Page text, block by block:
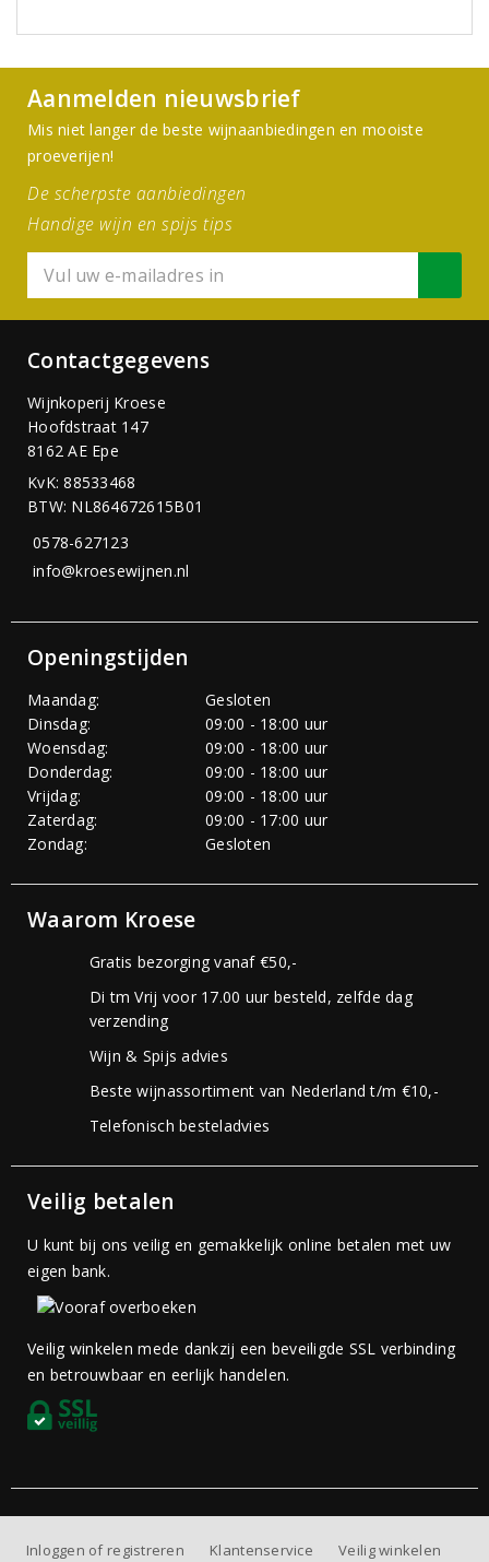
Aanmelden nieuwsbrief
Mis niet langer de beste wijnaanbiedingen en mooiste
proeverijen!
De scherpste aanbiedingen
Handige wijn en spijs tips
Contactgegevens
Wijnkoperij Kroese
Hoofdstraat 147
8162 AE Epe
KvK: 88533468
BTW: NL864672615B01
0578-627123
info@kroesewijnen.nl
Openingstijden
Maandag:
Gesloten
Dinsdag:
09:00 - 18:00 uur
Woensdag:
09:00 - 18:00 uur
Donderdag:
09:00 - 18:00 uur
Vrijdag:
09:00 - 18:00 uur
Zaterdag:
09:00 - 17:00 uur
Zondag:
Gesloten
Waarom Kroese
Gratis bezorging vanaf €50,-
Di tm Vrij voor 17.00 uur besteld, zelfde dag
verzending
Wijn & Spijs advies
Beste wijnassortiment van Nederland t/m €10,-
Telefonisch besteladvies
Veilig betalen
U kunt bij ons veilig en gemakkelijk online betalen met uw
eigen bank.
Veilig winkelen mede dankzij een beveiligde SSL verbinding
en betrouwbaar en eerlijk handelen.
Inloggen of registreren Klantenservice Veilig winkelen